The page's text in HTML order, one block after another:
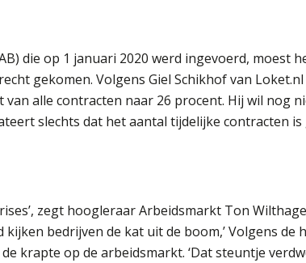
die op 1 januari 2020 werd ingevoerd, moest
gekomen. Volgens Giel Schikhof van
alle contracten naar 26 procent. Hij wil nog
slechts dat het aantal tijdelijke contracten
zegt hoogleraar Arbeidsmarkt Ton
kijken bedrijven de kat uit de boom,’ Volgens de
krapte op de arbeidsmarkt. ‘Dat steuntje